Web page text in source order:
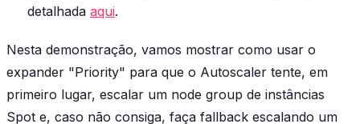
detalhada aqui.
Nesta demonstração, vamos mostrar como usar o
expander "Priority" para que o Autoscaler tente, em
primeiro lugar, escalar um node group de instâncias
Spot e, caso não consiga, faça fallback escalando um